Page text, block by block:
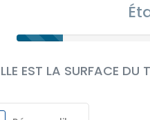
EST LA SURFACE DU